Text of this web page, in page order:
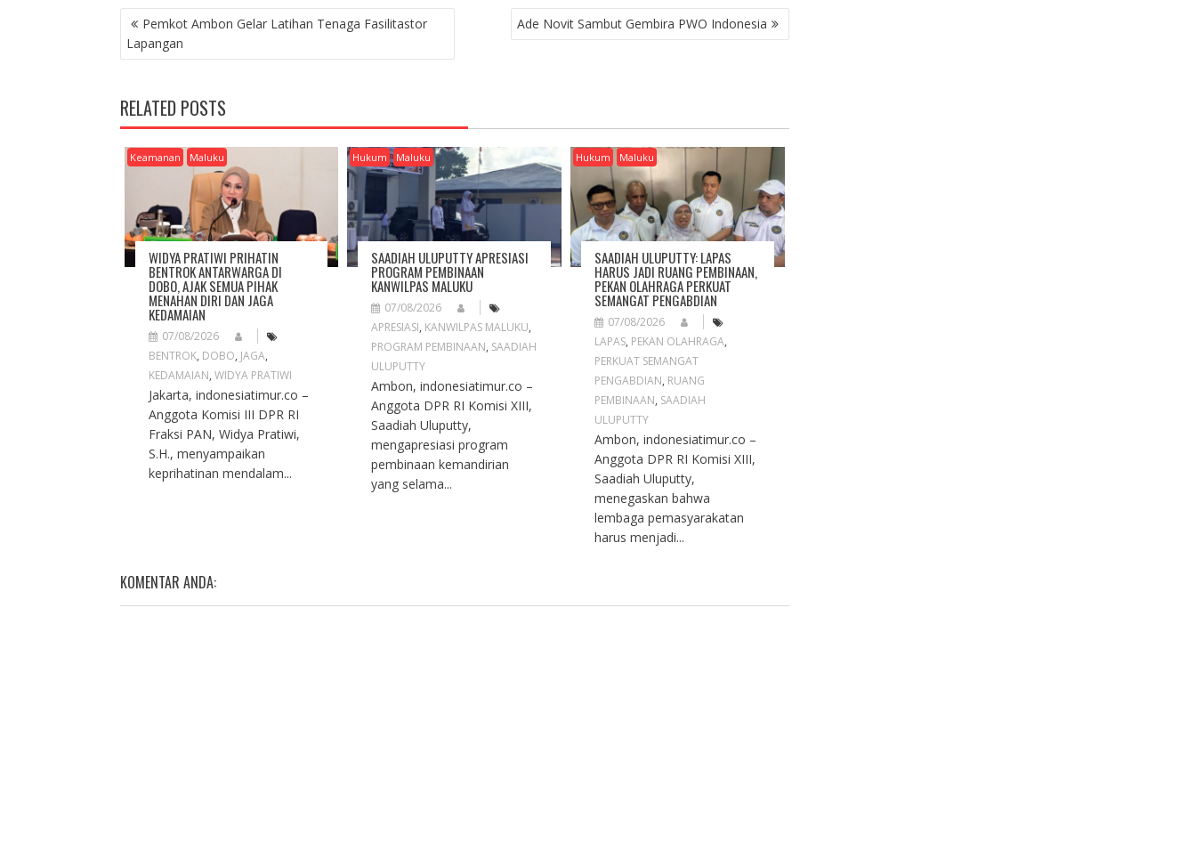
P
O
S
N
A
V
G
O
N
Pemkot Ambon Gelar Latihan Tenaga Fasilitastor
Lapangan
Ade Novit Sambut Gembira PWO Indonesia
RELATED POSTS
Keamanan Maluku
WIDYA PRATIWI PRIHATIN
BENTROK ANTARWARGA DI
DOBO, AJAK SEMUA PIHAK
MENAHAN DIRI DAN JAGA
KEDAMAIAN
07/08/2026
BENTROK, DOBO, JAGA,
KEDAMAIAN, WIDYA PRATIWI
Jakarta, indonesiatimur.co –
Anggota Komisi III DPR RI
Fraksi PAN, Widya Pratiwi,
S.H., menyampaikan
keprihatinan mendalam...
Hukum Maluku
SAADIAH ULUPUTTY APRESIASI
PROGRAM PEMBINAAN
KANWILPAS MALUKU
07/08/2026
APRESIASI, KANWILPAS MALUKU,
PROGRAM PEMBINAAN, SAADIAH
ULUPUTTY
Ambon, indonesiatimur.co –
Anggota DPR RI Komisi XIII,
Saadiah Uluputty,
mengapresiasi program
pembinaan kemandirian
yang selama...
Hukum Maluku
SAADIAH ULUPUTTY: LAPAS
HARUS JADI RUANG PEMBINAAN,
PEKAN OLAHRAGA PERKUAT
SEMANGAT PENGABDIAN
07/08/2026
LAPAS, PEKAN OLAHRAGA,
PERKUAT SEMANGAT
PENGABDIAN, RUANG
PEMBINAAN, SAADIAH
ULUPUTTY
Ambon, indonesiatimur.co –
Anggota DPR RI Komisi XIII,
Saadiah Uluputty,
menegaskan bahwa
lembaga pemasyarakatan
harus menjadi...
KOMENTAR ANDA: